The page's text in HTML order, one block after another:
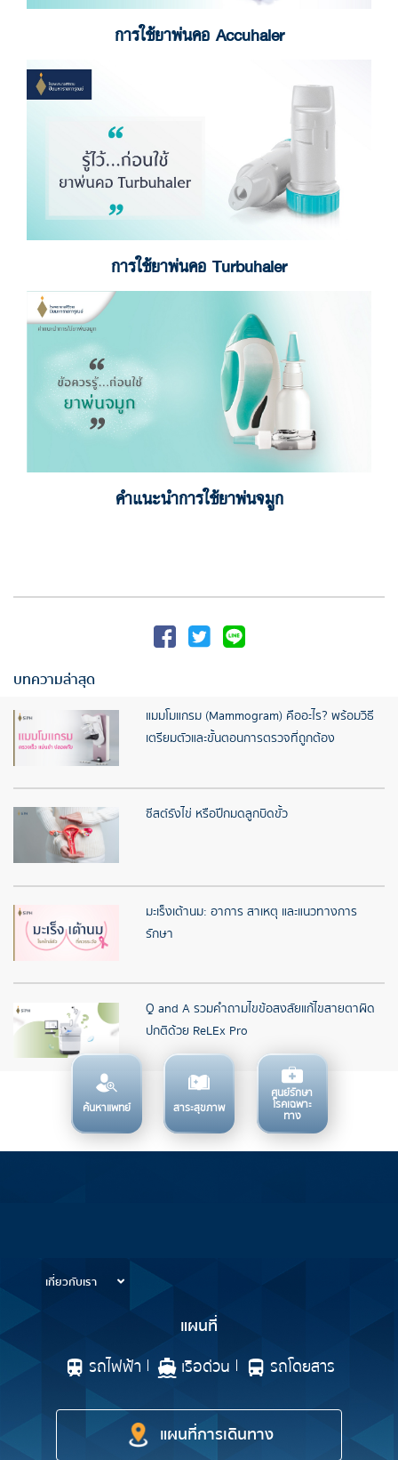
การใช้ยาพ่นคอ Accuhaler
การใช้ยาพ่นคอ Turbuhaler
คำแนะนำการใช้ยาพ่นจมูก
บทความล่าสุด
แมมโมแกรม (Mammogram) คืออะไร? พร้อมวิธี
เตรียมตัวและขั้นตอนการตรวจที่ถูกต้อง
ซีสต์รังไข่ หรือปีกมดลูกบิดขั้ว
มะเร็งเต้านม: อาการ สาเหตุ และแนวทางการ
รักษา
Q and A รวมคำถามไขข้อสงสัยแก้ไขสายตาผิด
ปกติด้วย ReLEx Pro
ค้นหาแพทย์ สาระสุขภาพ
ศูนย์รักษา
โรคเฉพาะ
ทาง
เกี่ยวกับเรา
แผนที่
รถไฟฟ้า
เรือด่วน รถโดยสาร
แผนที่การเดินทาง